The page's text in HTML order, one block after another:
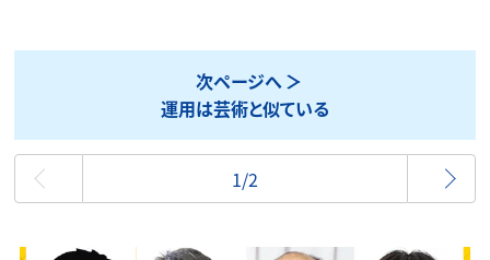
次ページへ
運用は芸術と似ている
最初
1/2